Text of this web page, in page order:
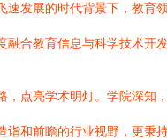
速发展的时代背景下，教育
融合教育信息与科学技术开
，点亮学术明灯。学院深知
诣和前瞻的行业视野，更秉